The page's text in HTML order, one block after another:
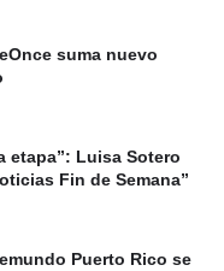
suma nuevo
etapa”: Luisa Sotero
Fin de Semana”
Puerto Rico se